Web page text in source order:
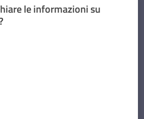
le informazioni su